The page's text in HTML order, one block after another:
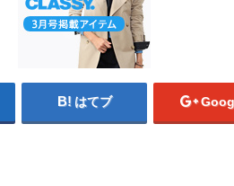
はてブ